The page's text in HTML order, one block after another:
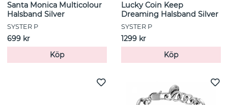
Santa Monica Multicolour
Halsband Silver
SYSTER P
699 kr
Köp
Lucky Coin Keep
Dreaming Halsband Silver
SYSTER P
1299 kr
Köp